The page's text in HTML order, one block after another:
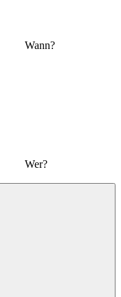
Wann?
Wer?